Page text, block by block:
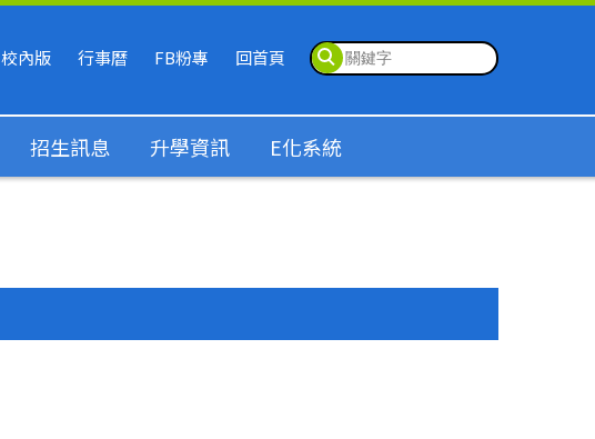
校內版 行事曆 FB粉專 回首頁
招生訊息 升學資訊 E化系統